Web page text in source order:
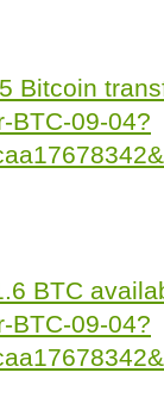
Bitcoin
BTC-09-04?
BTC
BTC-09-04?